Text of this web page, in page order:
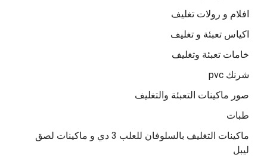
افلام و رولات تغليف
اكياس تعبئة و تغليف
خامات تعبئة وتغليف
شرنك pvc
صور ماكينات التعبئة والتغليف
طبات
ماكينات التغليف بالسلوفان للعلب 3 دي و ماكينات لصق
ليبل